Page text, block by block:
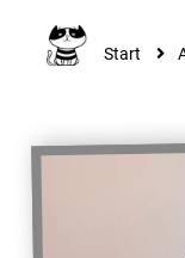
Start
ANLEITUNGEN
Pling